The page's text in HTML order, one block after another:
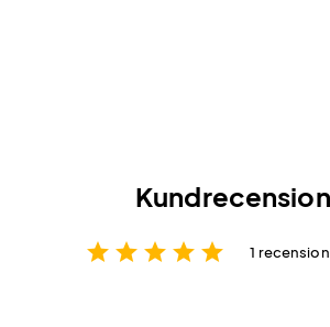
star star star star star 1